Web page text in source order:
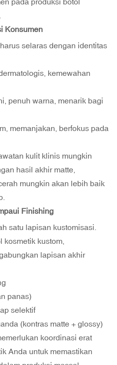
Konsumen
selaras dengan identitas
kemewahan
penuh warna, menarik bagi
memanjakan, berfokus pada
kulit klinis mungkin
hasil akhir matte,
mungkin akan lebih baik
Finishing
satu lapisan kustomisasi.
kosmetik kustom,
lapisan akhir
panas)
selektif
(kontras matte + glossy)
koordinasi erat
Anda untuk memastikan